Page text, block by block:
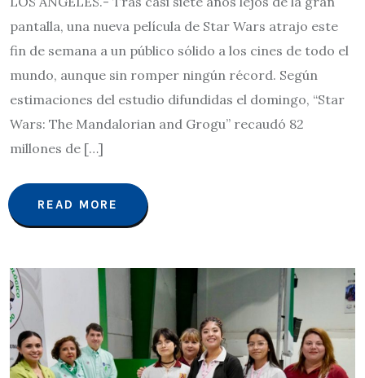
pantalla, una nueva película de Star Wars atrajo este
fin de semana a un público sólido a los cines de todo el
mundo, aunque sin romper ningún récord. Según
estimaciones del estudio difundidas el domingo, “Star
Wars: The Mandalorian and Grogu” recaudó 82
millones de […]
READ MORE